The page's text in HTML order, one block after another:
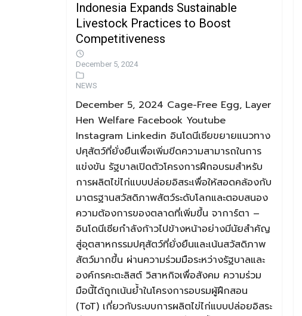
Indonesia Expands Sustainable
Livestock Practices to Boost
Competitiveness
December 5, 2024
NEWS
December 5, 2024 Cage-Free Egg, Layer
Hen Welfare Facebook Youtube
Instagram Linkedin อินโดนีเซียขยายแนวทาง
ปศุสัตว์ที่ยั่งยืนเพื่อเพิ่มขีดความสามารถในการ
แข่งขัน รัฐบาลเปิดตัวโครงการฝึกอบรมสำหรับ
การผลิตไข่ไก่แบบปล่อยอิสระเพื่อให้สอดคล้องกับ
มาตรฐานสวัสดิภาพสัตว์ระดับโลกและตอบสนอง
ความต้องการของตลาดที่เพิ่มขึ้น จาการ์ตา –
อินโดนีเซียกำลังก้าวไปข้างหน้าอย่างมีนัยสำคัญ
สู่อุตสาหกรรมปศุสัตว์ที่ยั่งยืนและเน้นสวัสดิภาพ
สัตว์มากขึ้น ผ่านความร่วมมือระหว่างรัฐบาลและ
องค์กรคะตะลิสต์ วิสาหกิจเพื่อสังคม ความร่วม
มือนี้ได้ถูกเน้นย้ำในโครงการอบรมผู้ฝึกสอน
(ToT) เกี่ยวกับระบบการผลิตไข่ไก่แบบปล่อยอิสระ